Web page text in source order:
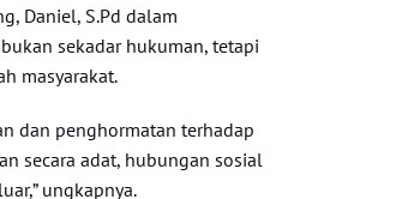
Daniel, S.Pd dalam
sekadar hukuman, tetapi
masyarakat.
dan penghormatan terhadap
secara adat, hubungan sosial
ungkapnya.